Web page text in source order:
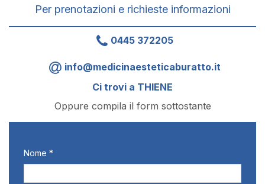
Per prenotazioni e richieste informazioni
0445 372205
info@medicinaesteticaburatto.it
Ci trovi a THIENE
Oppure compila il form sottostante
Nome *